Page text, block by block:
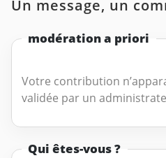
Un message, un
modération a priori
Votre contribution
validée par un
Qui êtes-vous ?